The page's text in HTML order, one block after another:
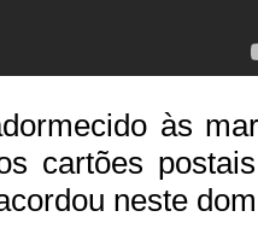
às
cartões
neste